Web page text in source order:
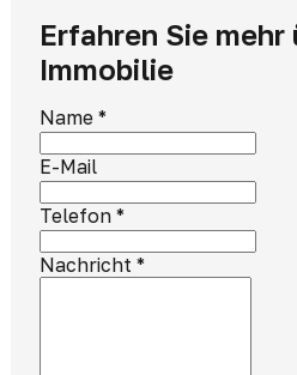
Erfahren Sie mehr
Immobilie
Name*
E-Mail
Telefon*
Nachricht *